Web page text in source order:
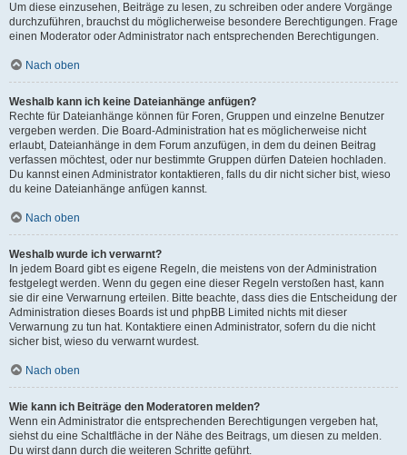
Um diese einzusehen, Beiträge zu lesen, zu schreiben oder andere Vorgänge
durchzuführen, brauchst du möglicherweise besondere Berechtigungen. Frage
einen Moderator oder Administrator nach entsprechenden Berechtigungen.
Nach oben
Weshalb kann ich keine Dateianhänge anfügen?
Rechte für Dateianhänge können für Foren, Gruppen und einzelne Benutzer
vergeben werden. Die Board-Administration hat es möglicherweise nicht
erlaubt, Dateianhänge in dem Forum anzufügen, in dem du deinen Beitrag
verfassen möchtest, oder nur bestimmte Gruppen dürfen Dateien hochladen.
Du kannst einen Administrator kontaktieren, falls du dir nicht sicher bist, wieso
du keine Dateianhänge anfügen kannst.
Nach oben
Weshalb wurde ich verwarnt?
In jedem Board gibt es eigene Regeln, die meistens von der Administration
festgelegt werden. Wenn du gegen eine dieser Regeln verstoßen hast, kann
sie dir eine Verwarnung erteilen. Bitte beachte, dass dies die Entscheidung der
Administration dieses Boards ist und phpBB Limited nichts mit dieser
Verwarnung zu tun hat. Kontaktiere einen Administrator, sofern du die nicht
sicher bist, wieso du verwarnt wurdest.
Nach oben
Wie kann ich Beiträge den Moderatoren melden?
Wenn ein Administrator die entsprechenden Berechtigungen vergeben hat,
siehst du eine Schaltfläche in der Nähe des Beitrags, um diesen zu melden.
Du wirst dann durch die weiteren Schritte geführt.